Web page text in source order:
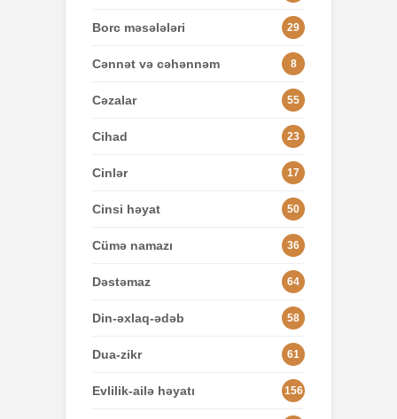
Borc məsələləri 29
Cənnət və cəhənnəm 8
Cəzalar 55
Cihad 23
Cinlər 17
Cinsi həyat 50
Cümə namazı 36
Dəstəmaz 64
Din-əxlaq-ədəb 58
Dua-zikr 61
Evlilik-ailə həyatı 156